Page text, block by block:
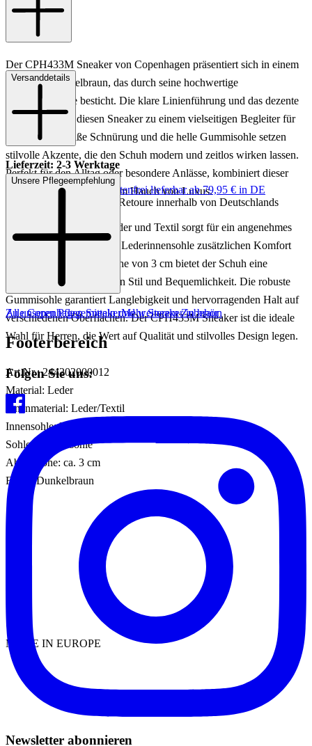
Der CPH433M Sneaker von Copenhagen präsentiert sich in einem
eleganten Dunkelbraun, das durch seine hochwertige
Lederoberfläche besticht. Die klare Linienführung und das dezente
Design machen diesen Sneaker zu einem vielseitigen Begleiter für
Herren. Die weiße Schnürung und die helle Gummisohle setzen
stilvolle Akzente, die den Schuh modern und zeitlos wirken lassen.
Perfekt für den Alltag oder besondere Anlässe, kombiniert dieser
Sneaker Komfort mit einem Hauch von Luxus.
Das Innenmaterial aus Leder und Textil sorgt für ein angenehmes
Tragegefühl, während die Lederinnensohle zusätzlichen Komfort
bietet. Mit einer Absatzhöhe von 3 cm bietet der Schuh eine
optimale Balance zwischen Stil und Bequemlichkeit. Die robuste
Gummisohle garantiert Langlebigkeit und hervorragenden Halt auf
verschiedenen Oberflächen. Der CPH433M Sneaker ist die ideale
Wahl für Herren, die Wert auf Qualität und stilvolles Design legen.
Art.Nr.: 244202000012
Material: Leder
Innenmaterial: Leder/Textil
Innensohle: Leder
Sohle: Gummisohle
Absatzhöhe: ca. 3 cm
Farbe: Dunkelbraun
MADE IN EUROPE
Versanddetails
Lieferzeit: 2-3 Werktage
Keine Versandkosten:
kostenfrei lieferbar ab 79,95 € in DE
Einfache und Kostenlose Retoure innerhalb von Deutschlands
Unsere Pflegeempfehlung
Zu unseren Pflegemitteln und weiterem Zubehör
Alle Copenhagen SneakerMehr Sneaker in braun
Footerbereich
Folgen Sie uns:
Newsletter abonnieren